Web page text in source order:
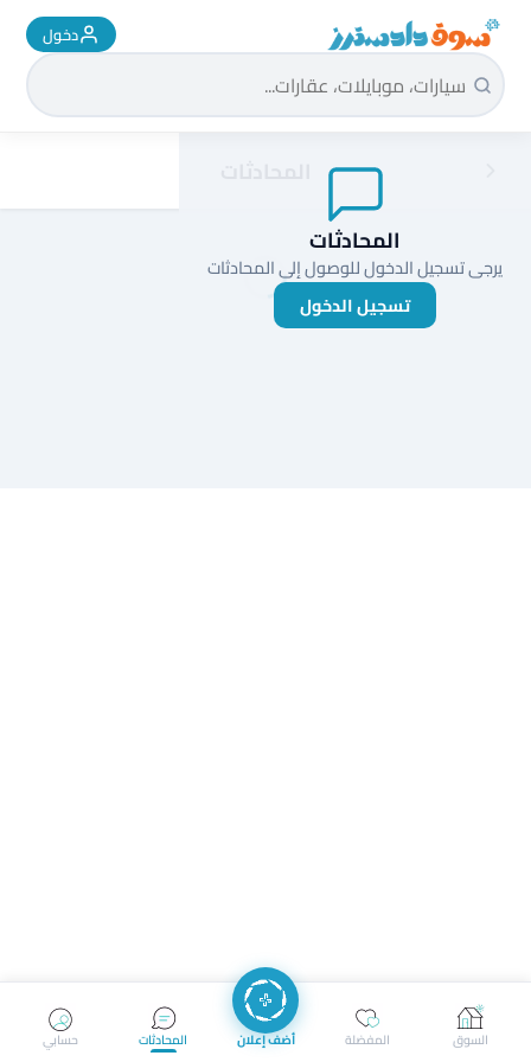
سوق دادسترز الرئيسية دخول
المحادثات
يرجى تسجيل الدخول للوصول إلى المحادثات
تسجيل الدخول
حسابي المحادثات أضف إعلان المفضلة السوق